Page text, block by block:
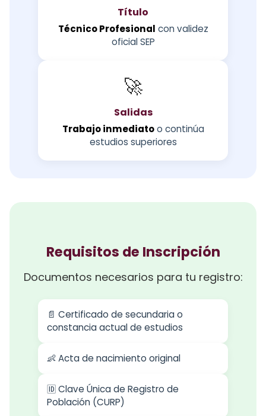
Título
Técnico Profesional con validez
oficial SEP
🚀
Salidas
Trabajo inmediatoo continúa
estudios superiores
Requisitos de Inscripción
Documentos necesarios para tu registro:
📄 Certificado de secundaria o
constancia actual de estudios
👶 Acta de nacimiento original
🆔 Clave Única de Registro de
Población (CURP)